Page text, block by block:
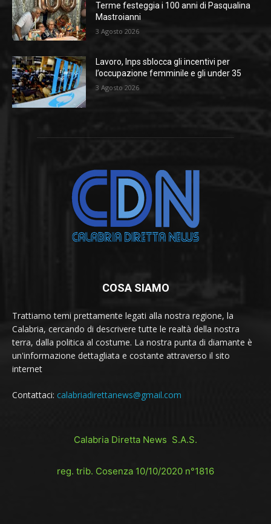
Terme festeggia i 100 anni di Pasqualina
Mastroianni
3 Agosto 2026
Lavoro, Inps sblocca gli incentivi per
l’occupazione femminile e gli under 35
3 Agosto 2026
COSA SIAMO
Trattiamo temi prettamente legati alla nostra regione, la
Calabria, cercando di descrivere tutte le realtà della nostra
terra, dalla politica al costume. La nostra punta di diamante è
un'informazione dettagliata e costante attraverso il sito
internet
Contattaci: calabriadirettanews@gmail.com
Calabria Diretta News S.A.S.
reg. trib. Cosenza 10/10/2020 n°1816